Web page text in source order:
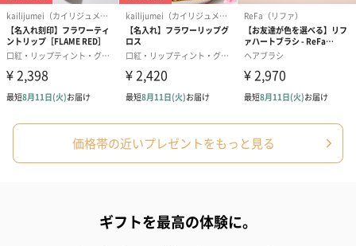
かき氷入浴剤4点セット
（ブルー）（748円）
かき氷入浴剤4点セット
（イエロー）（748円）
バスフラワー
【Thank you
ハンドタオル・ハンカチを同梱してお届けいたします。ギフトへ
の＋αにおすすめです。
価格帯の近いプレゼントをもっと見る
ギフトを最高の体験に。